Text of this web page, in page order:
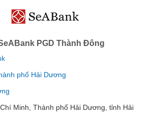
PGD Thành Đông
phố Hải Dương
Minh, Thành phố Hải Dương, tỉnh Hải